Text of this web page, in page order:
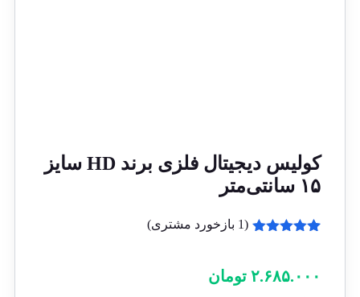
کولیس دیجیتال فلزی برند HD سایز
۱۵ سانتی‌متر
در
امتیازدهی
(
1 بازخورد مشتری)
۲.۶۸۵.۰۰۰ تومان